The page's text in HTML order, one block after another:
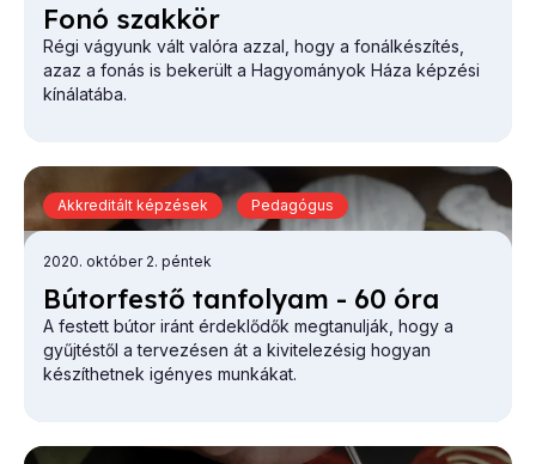
Fo­nó szak­kör
Régi vágyunk vált valóra azzal, hogy a fonálkészítés,
azaz a fonás is bekerült a Hagyományok Háza képzési
kínálatába.
Bú­tor­fes­tő tan­fo­lyam - 60 óra
2020. október 2. péntek
A festett bútor iránt érdeklődők megtanulják, hogy a
gyűjtéstől a tervezésen át a kivitelezésig hogyan
készíthetnek igényes munkákat.
Akkreditált képzések Pedagógus